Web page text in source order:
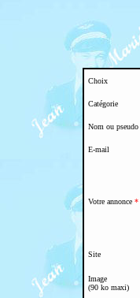
Choix
Catégorie
Nom ou pseudo
E-mail
Votre annonce*
Site
Image
(90 ko maxi)